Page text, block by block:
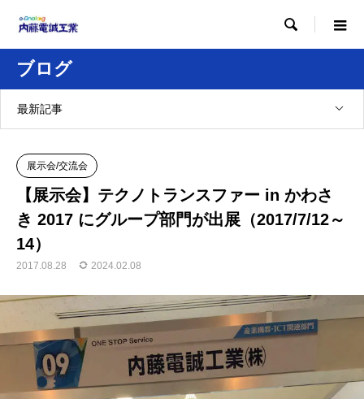

ブログ
最新記事
展示会/交流会
【展示会】テクノトランスファー in かわさ
き 2017 にグループ部門が出展（2017/7/12～
14）
2017.08.28 2024.02.08